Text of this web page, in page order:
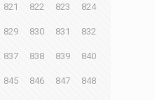
821 822 823 824
829 830 831 832
837 838 839 840
845 846 847 848